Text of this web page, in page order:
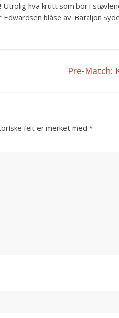
Utrolig hva krutt som bor i
blåse av. Bataljon
Pre-Match:
felt er merket med *